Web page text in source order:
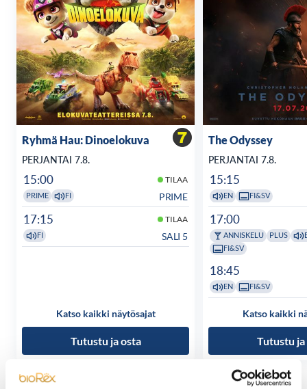
Ryhmä Hau: Dinoelokuva
PERJANTAI 7.8.
15:00 TILAA
PRIME FI PRIME
17:15 TILAA
FI SALI 5
Katso kaikki näytösajat
Tutustu ja osta
The Odyssey
PERJANTAI 7.8.
15:15
EN FI&SV
17:00
ANNISKELU PLUS
FI&SV
18:45
EN FI&SV
Katso kaikki
Tutustu ja